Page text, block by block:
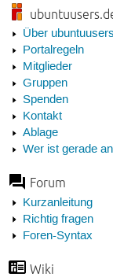
Über
Portalregeln
Mitglieder
Gruppen
Spenden
Kontakt
Ablage
Wer ist gerade
Forum
Kurzanleitung
Richtig fragen
Foren-Syntax
Wiki